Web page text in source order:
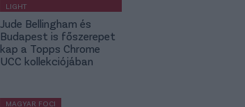
LIGHT
Jude Bellingham és
Budapest is főszerepet
kap a Topps Chrome
UCC kollekciójában
MAGYAR FOCI